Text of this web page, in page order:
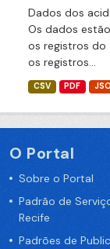
Dados dos
Os dados
os registros do
os registros...
CSV PDF
O Portal
Sobre o Portal
Padrão de
Recife
Padrões de